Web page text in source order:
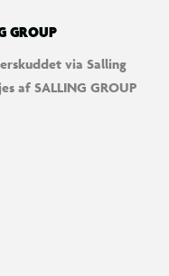
GROUP
via Salling
af SALLING GROUP